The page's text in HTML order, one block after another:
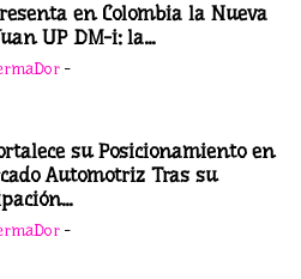
en Colombia la Nueva
UP DM-i: la...
-
su Posicionamiento en
Automotriz Tras su
-